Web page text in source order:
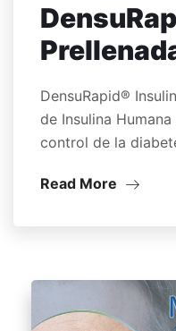
DensuRapid®
de Insulina
control de la
Read More